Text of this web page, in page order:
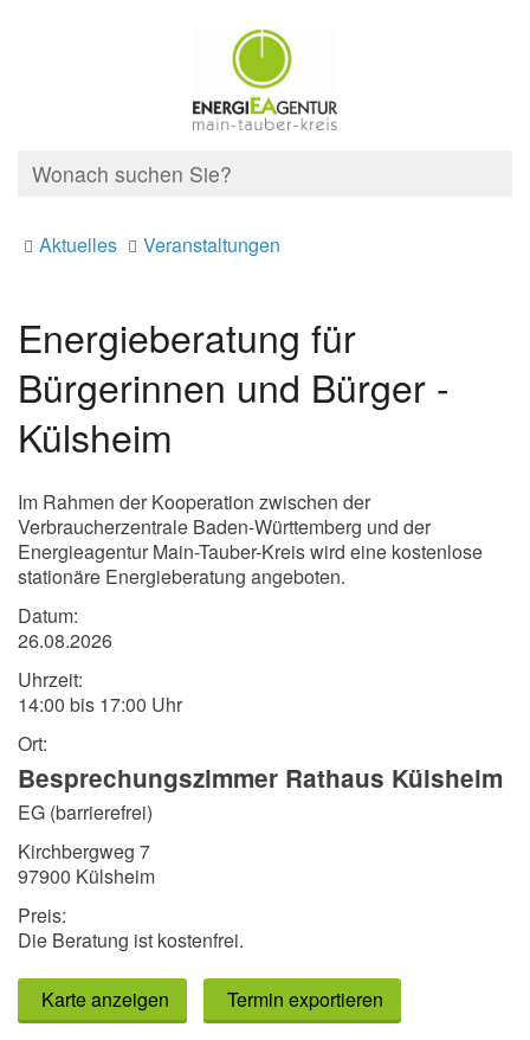
Aktuelles Veranstaltungen
Energieberatung für
Bürgerinnen und Bürger -
Külsheim
Im Rahmen der Kooperation zwischen der
Verbraucherzentrale Baden-Württemberg und der
Energieagentur Main-Tauber-Kreis wird eine kostenlose
stationäre Energieberatung angeboten.
Datum:
26.08.2026
Uhrzeit:
14:00 bis 17:00 Uhr
Ort:
Besprechungszimmer Rathaus Külsheim
EG (barrierefrei)
Kirchbergweg 7
97900 Külsheim
Preis:
Die Beratung ist kostenfrei.
Karte anzeigen Termin exportieren